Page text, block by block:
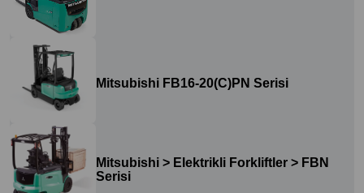
Mitsubishi FB16-20(C)PN Serisi
Mitsubishi > Elektrikli Forkliftler > FBN
Serisi